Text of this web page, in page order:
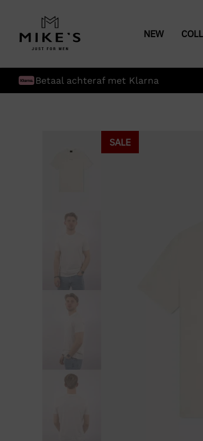
NEW
Betaal achteraf met Klarna
SALE